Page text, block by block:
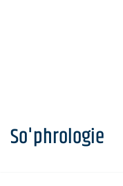
So'phrologie